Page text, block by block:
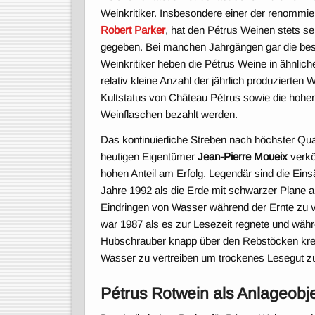
Weinkritiker. Insbesondere einer der
Robert Parker, hat den Pétrus Weinen stets
gegeben. Bei manchen Jahrgängen gar die
Weinkritiker heben die Pétrus Weine in
relativ kleine Anzahl der jährlich produzierten
Kultstatus von Château Pétrus sowie die
Weinflaschen bezahlt werden.
Das kontinuierliche Streben nach höchster
heutigen EigentümerJean-Pierre Moueix
hohen Anteil am Erfolg. Legendär sind die
Jahre 1992 als die Erde mit schwarzer Plane
Eindringen von Wasser während der Ernte zu
war 1987 als es zur Lesezeit regnete und
Hubschrauber knapp über den Rebstöcken
Wasser zu vertreiben um trockenes Lesegut
Pétrus Rotwein als